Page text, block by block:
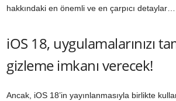
hakkındaki en önemli ve en çarpıcı detaylar…
iOS 18, uygulamalarınızı
gizleme imkanı verecek!
Ancak, iOS 18’in yayınlanmasıyla birlikte